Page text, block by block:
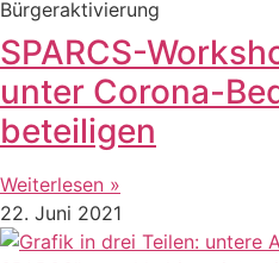
Bürgeraktivierung
SPARCS-
unter Corona-
beteiligen
Weiterlesen »
22. Juni 2021